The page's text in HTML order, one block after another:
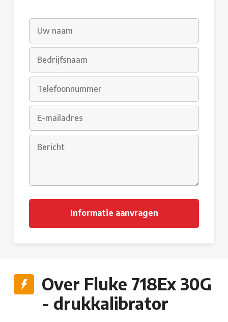
Over Fluke 718Ex 30G
- drukkalibrator